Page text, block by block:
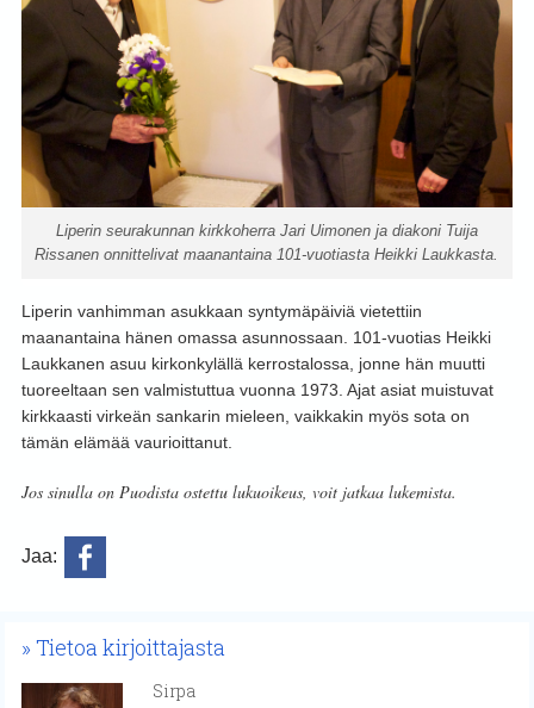
Liperin seurakunnan kirkkoherra Jari Uimonen ja diakoni Tuija
Rissanen onnittelivat maanantaina 101-vuotiasta Heikki Laukkasta.
Liperin vanhimman asukkaan syntymäpäiviä vietettiin
maanantaina hänen omassa asunnossaan. 101-vuotias Heikki
Laukkanen asuu kirkonkylällä kerrostalossa, jonne hän muutti
tuoreeltaan sen valmistuttua vuonna 1973. Ajat asiat muistuvat
kirkkaasti virkeän sankarin mieleen, vaikkakin myös sota on
tämän elämää vaurioittanut.
Jos sinulla on Puodista ostettu lukuoikeus, voit jatkaa lukemista.
Jaa:
Tietoa kirjoittajasta
Sirpa